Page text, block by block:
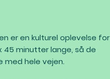
er en kulturel oplevelse for
45 minutter lange, så de
med hele vejen.